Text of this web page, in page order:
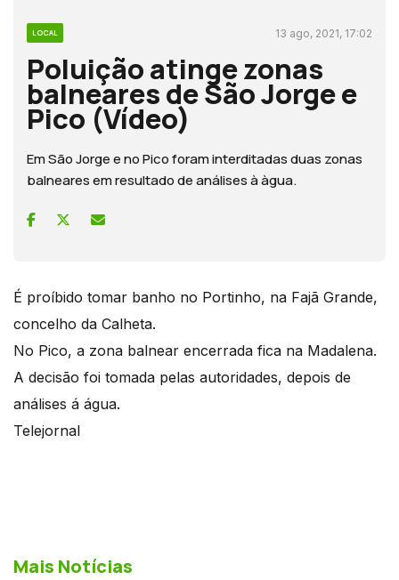
LOCAL 13 ago, 2021, 17:02
Poluição atinge zonas
balneares de São Jorge e
Pico (Vídeo)
Em São Jorge e no Pico foram interditadas duas zonas
balneares em resultado de análises à àgua.
É proíbido tomar banho no Portinho, na Fajã Grande,
concelho da Calheta.
No Pico, a zona balnear encerrada fica na Madalena.
A decisão foi tomada pelas autoridades, depois de
análises á água.
Telejornal
Mais Notícias